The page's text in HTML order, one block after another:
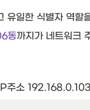
유일한 식별자 역할
동까지가 네트워크
주소